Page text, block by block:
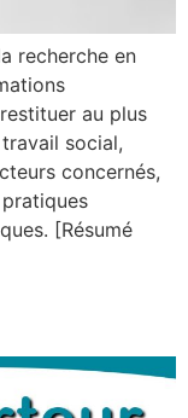
recherche en
au plus
social,
concernés,
[Résumé